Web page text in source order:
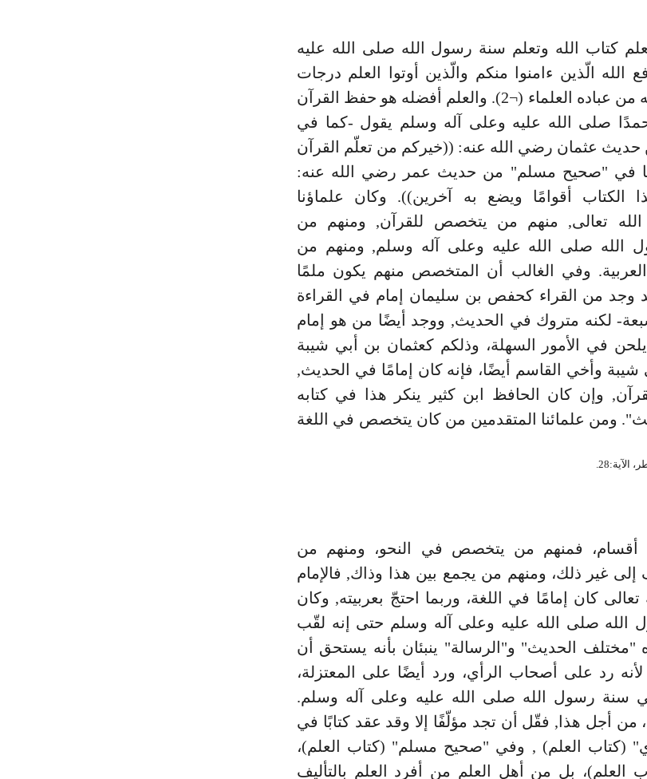
كتاب الله وتعلم سنة رسول الله صلى الله عليه
الله الّذين ءامنوا منكم والّذين أوتوا العلم درجات
(¬1)، إنّما يخشى الله من عباده العلماء (¬2). والعلم أفضله هو حفظ القرآن
محمدًا صلى الله عليه وعلى آله وسلم يقول -كما في
عثمان رضي الله عنه: ((خيركم من تعلّم القرآن
في "صحيح مسلم" من حديث عمر رضي الله عنه:
الكتاب أقوامًا ويضع به آخرين)). وكان علماؤنا
الله تعالى, منهم من يتخصص للقرآن, ومنهم من
صلى الله عليه وعلى آله وسلم, ومنهم من
وفي الغالب أن المتخصص منهم يكون ملمًا
وجد من القراء كحفص بن سليمان إمام في القراءة
لكنه متروك في الحديث, ووجد أيضًا من هو إمام
في الأمور السهلة، وذلكم كعثمان بن أبي شيبة
شيبة وأخي القاسم أيضًا، فإنه كان إمامًا في الحديث,
وإن كان الحافظ ابن كثير ينكر هذا في كتابه
ومن علمائنا المتقدمين من كان يتخصص في اللغة
أقسام، فمنهم من يتخصص في النحو، ومنهم من
غير ذلك، ومنهم من يجمع بين هذا وذاك, فالإمام
كان إمامًا في اللغة، وربما احتجّ بعربيته, وكان
الله صلى الله عليه وعلى آله وسلم حتى إنه لقّب
"مختلف الحديث" و"الرسالة" ينبئان بأنه يستحق أن
رد على أصحاب الرأي، ورد أيضًا على المعتزلة،
رسول الله صلى الله عليه وعلى آله وسلم.
من أجل هذا, فقّل أن تجد مؤلّفًا إلا وقد عقد كتابًا في
(كتاب العلم) , وفي "صحيح مسلم" (كتاب العلم)،
العلم)، بل من أهل العلم من أفرد العلم بالتأليف